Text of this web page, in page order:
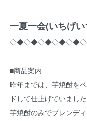
一夏一会(いちげ
■商品案内
昨年までは、芋焼酎を
ドして仕上げていまし
芋焼酎のみでブレンデ